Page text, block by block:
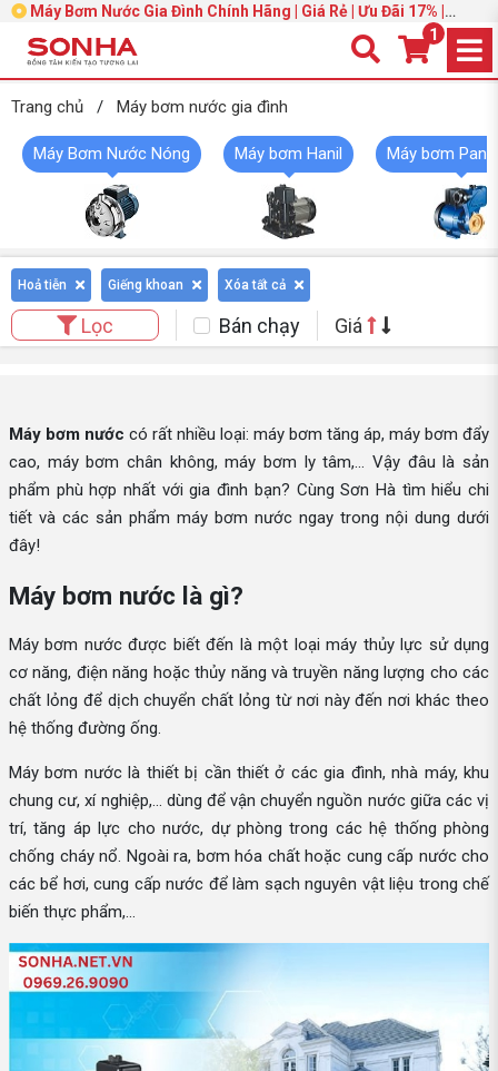
Máy Bơm Nước Gia Đình Chính Hãng | Giá Rẻ | Ưu Đãi 17% |
1
Trang chủ / Máy bơm nước gia đình
Máy Bơm Nước Nóng Máy bơm Hanil Máy bơm
Hoả tiễn Giếng khoan Xóa tất cả
Lọc Bán chạy Giá
Máy bơm nước có rất nhiều loại: máy bơm tăng áp, máy bơm đẩy
cao, máy bơm chân không, máy bơm ly tâm,... Vậy đâu là sản
phẩm phù hợp nhất với gia đình bạn? Cùng Sơn Hà tìm hiểu chi
tiết và các sản phẩm máy bơm nước ngay trong nội dung dưới
đây!
Máy bơm nước là gì?
Máy bơm nước được biết đến là một loại máy thủy lực sử dụng
cơ năng, điện năng hoặc thủy năng và truyền năng lượng cho các
chất lỏng để dịch chuyển chất lỏng từ nơi này đến nơi khác theo
hệ thống đường ống.
Máy bơm nước là thiết bị cần thiết ở các gia đình, nhà máy, khu
chung cư, xí nghiệp,... dùng để vận chuyển nguồn nước giữa các vị
trí, tăng áp lực cho nước, dự phòng trong các hệ thống phòng
chống cháy nổ. Ngoài ra, bơm hóa chất hoặc cung cấp nước cho
các bể hơi, cung cấp nước để làm sạch nguyên vật liệu trong chế
biến thực phẩm,...